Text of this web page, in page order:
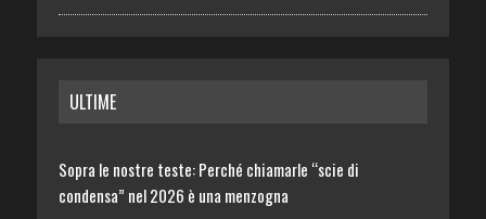
ULTIME
Sopra le nostre teste: Perché chiamarle “scie di
condensa” nel 2026 è una menzogna